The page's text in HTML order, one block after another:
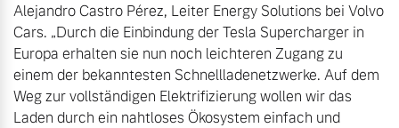
Jetzt kennenlernen
Mehr erfahren
Finanzierung & Leasing
Versicherung
Alejandro Castro Pérez, Leiter Energy Solutions bei Volvo
Cars. „Durch die Einbindung der Tesla Supercharger in
Europa erhalten sie nun noch leichteren Zugang zu
einem der bekanntesten Schnellladenetzwerke. Auf dem
Weg zur vollständigen Elektrifizierung wollen wir das
Laden durch ein nahtloses Ökosystem einfach und